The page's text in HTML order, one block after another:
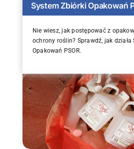
System Zbiórki Opakowań
Nie wiesz, jak postępować z
ochrony roślin? Sprawdź, jak działa
Opakowań PSOR.